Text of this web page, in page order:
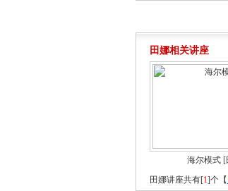
田娜相关讲座
海尔模式[
田娜讲座共有[1]个【